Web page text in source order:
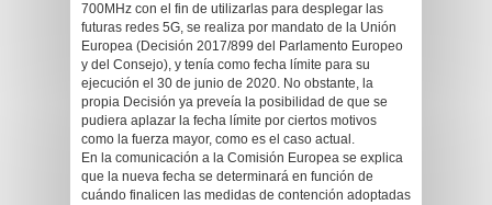
700MHz con el fin de utilizarlas para desplegar las
futuras redes 5G, se realiza por mandato de la Unión
Europea (Decisión 2017/899 del Parlamento Europeo
y del Consejo), y tenía como fecha límite para su
ejecución el 30 de junio de 2020. No obstante, la
propia Decisión ya preveía la posibilidad de que se
pudiera aplazar la fecha límite por ciertos motivos
como la fuerza mayor, como es el caso actual.
En la comunicación a la Comisión Europea se explica
que la nueva fecha se determinará en función de
cuándo finalicen las medidas de contención adoptadas